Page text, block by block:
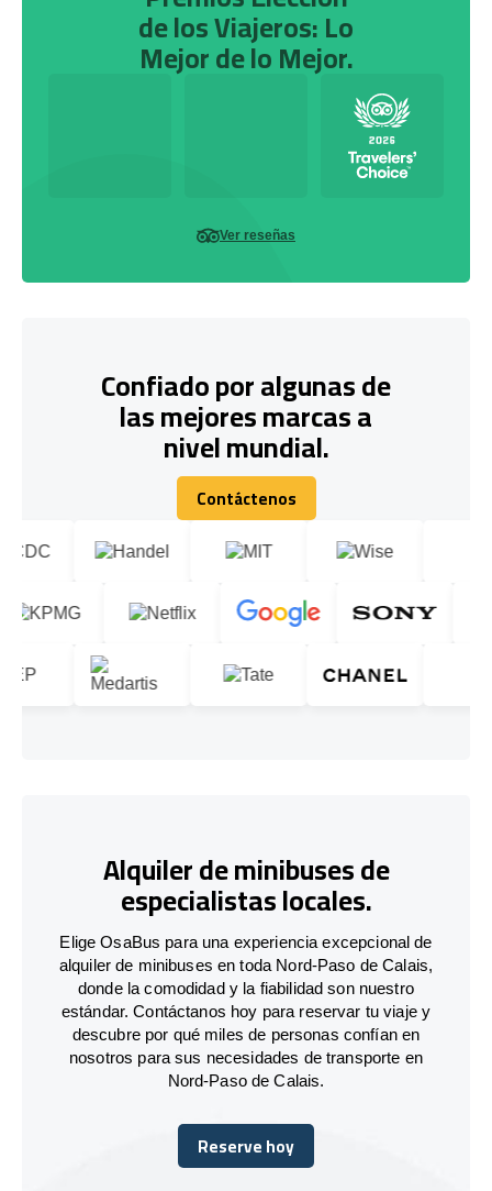
de los Viajeros: Lo
Mejor de lo Mejor.
Ver reseñas
Confiado por algunas de
las mejores marcas a
nivel mundial.
Contáctenos
Contáctenos
Alquiler de minibuses de
especialistas locales.
Elige OsaBus para una experiencia excepcional de
alquiler de minibuses en toda Nord-Paso de Calais,
donde la comodidad y la fiabilidad son nuestro
estándar. Contáctanos hoy para reservar tu viaje y
descubre por qué miles de personas confían en
nosotros para sus necesidades de transporte en
Nord-Paso de Calais.
Reserve hoy
Reserve hoy